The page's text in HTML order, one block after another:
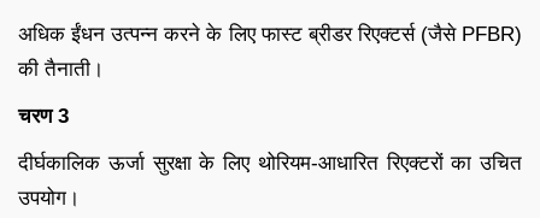
अधिक ईंधन उत्पन्न करने के लिए फास्ट ब्रीडर रिएक्टर्स (जैसे PFBR)
की तैनाती।
चरण 3
दीर्घकालिक ऊर्जा सुरक्षा के लिए थोरियम-आधारित रिएक्टरों का उचित
उपयोग।